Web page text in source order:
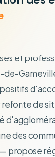
et
de-
refonte de
des
propose